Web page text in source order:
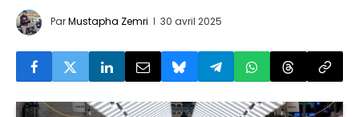
ParMustapha Zemri 30 avril 2025